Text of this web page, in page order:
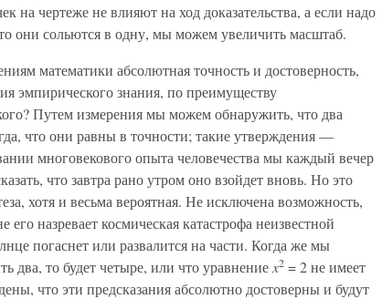
на чертеже не влияют на ход доказательства, а если надо
они сольются в одну, мы можем увеличить масштаб.
математики абсолютная точность и достоверность,
эмпирического знания, по преимуществу
Путем измерения мы можем обнаружить, что два
что они равны в точности; такие утверждения —
многовекового опыта человечества мы каждый вечер
что завтра рано утром оно взойдет вновь. Но это
хотя и весьма вероятная. Не исключена возможность,
назревает космическая катастрофа неизвестной
погаснет или развалится на части. Когда же мы
два, то будет четыре, или что уравнение x2 = 2 не имеет
что эти предсказания абсолютно достоверны и будут